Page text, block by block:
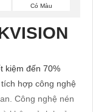
Có Màu
kiệm đến 70%
hợp công nghệ
Công nghệ nén